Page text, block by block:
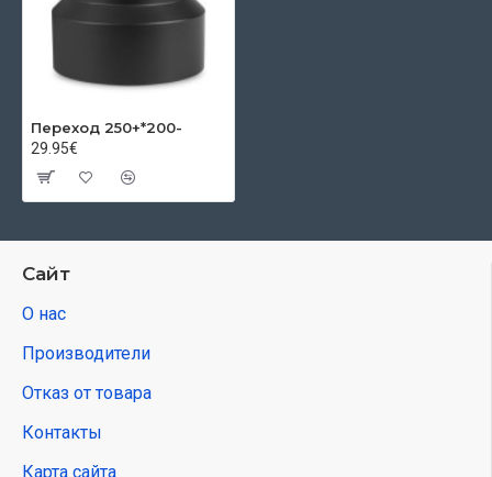
Переход 250+*200-
29.95€
Сайт
О нас
Производители
Отказ от товара
Контакты
Карта сайта